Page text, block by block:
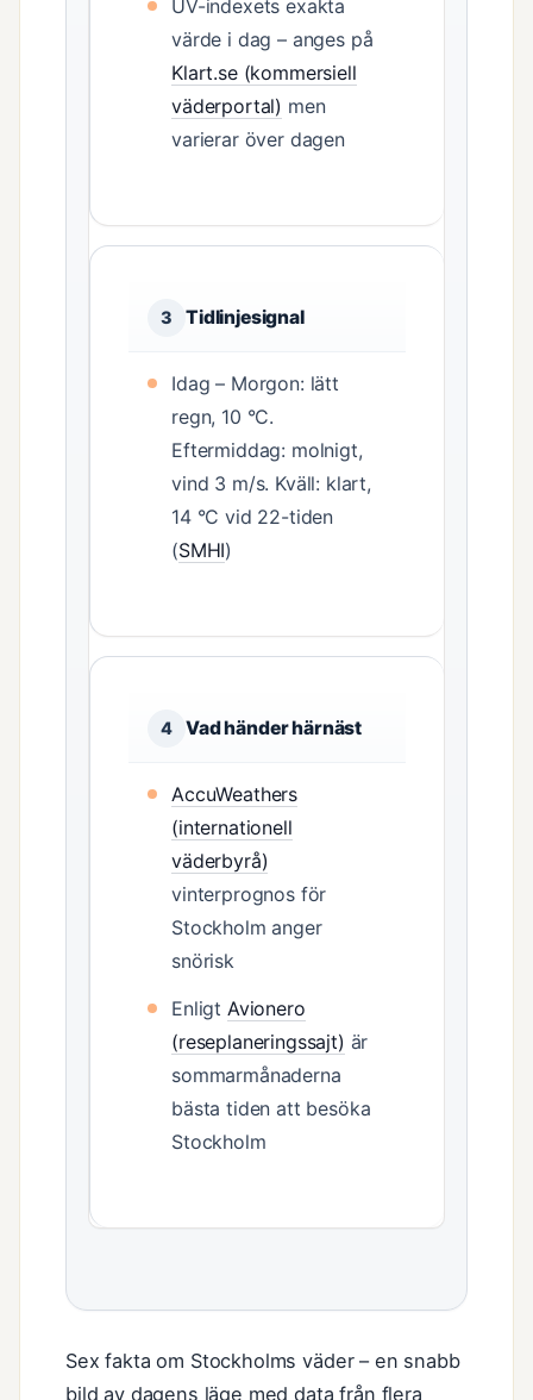
UV-indexets exakta
värde i dag – anges på
Klart.se (kommersiell
väderportal) men
varierar över dagen
3 Tidlinjesignal
Idag – Morgon: lätt
regn, 10 °C.
Eftermiddag: molnigt,
vind 3 m/s. Kväll: klart,
14 °C vid 22-tiden
(SMHI)
4 Vad händer härnäst
AccuWeathers
(internationell
väderbyrå)
vinterprognos för
Stockholm anger
snörisk
Enligt Avionero
(reseplaneringssajt) är
sommarmånaderna
bästa tiden att besöka
Stockholm
Sex fakta om Stockholms väder – en snabb
bild av dagens läge med data från flera